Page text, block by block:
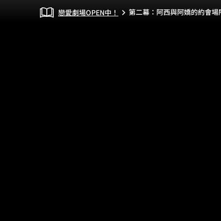
戀愛劇場OPEN中！ chevron_right 第二幕：阿西與阿嬌的約會場